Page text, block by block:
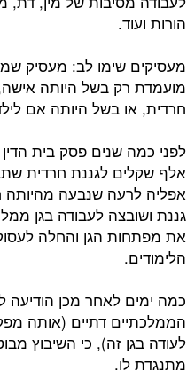
הורות ועוד.
מעסיקים שימו לב: מעסיק
מועמדת רק בשל היותה
חרדית, או בשל היותה אם
אלף שקלים לגננת חרדית
אפליה לרעה שנבעה מהיותה
גננת ושובצה לעבודה בגן
את מפתחות הגן והחלה
הלימודים.
כמה ימים לאחר מכן
הממלכתיים דתיים (אותה
לעודה בגן זה), כי השיבוץ
מתנגדת לו.